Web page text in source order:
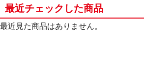
最近チェックした商品
最近見た商品はありません。